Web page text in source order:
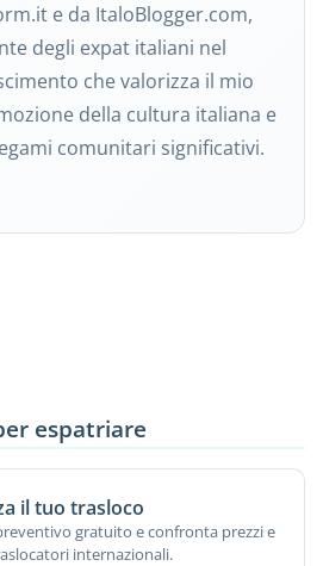
e da ItaloBlogger.com,
degli expat italiani nel
che valorizza il mio
della cultura italiana e
comunitari significativi.
espatriare
il tuo trasloco
gratuito e confronta prezzi e
internazionali.